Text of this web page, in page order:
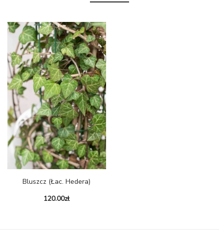
Bluszcz (łac. Hedera)
120.00zł